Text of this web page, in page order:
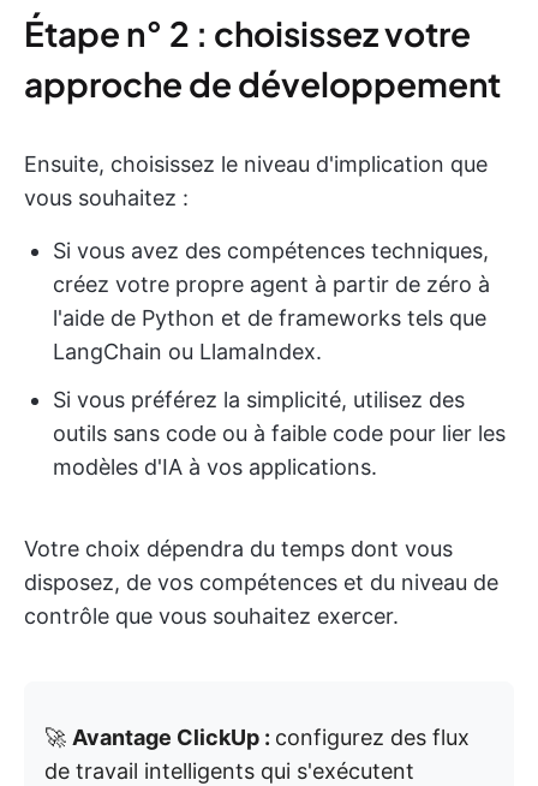
Étape n° 2 : choisissez votre
approche de développement
Ensuite, choisissez le niveau d'implication que
vous souhaitez :
Si vous avez des compétences techniques,
créez votre propre agent à partir de zéro à
l'aide de Python et de frameworks tels que
LangChain ou LlamaIndex.
Si vous préférez la simplicité, utilisez des
outils sans code ou à faible code pour lier les
modèles d'IA à vos applications.
Votre choix dépendra du temps dont vous
disposez, de vos compétences et du niveau de
contrôle que vous souhaitez exercer.
🚀 Avantage ClickUp : configurez des flux
de travail intelligents qui s'exécutent